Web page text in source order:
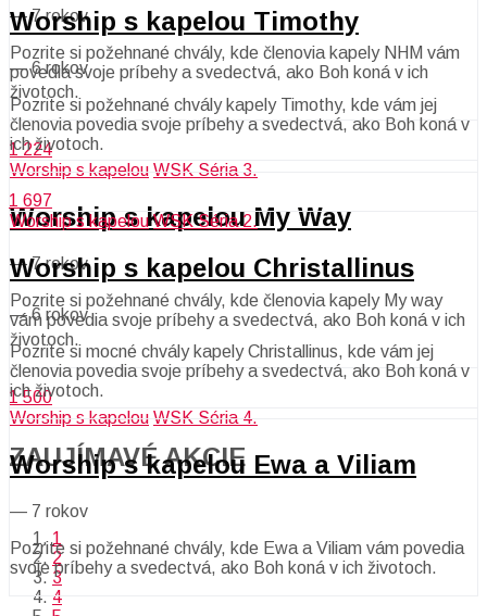
Worship s kapelou Timothy
— 6 rokov
Pozrite si požehnané chvály kapely Timothy, kde vám jej
členovia povedia svoje príbehy a svedectvá, ako Boh koná v
ich životoch.
1 697
Worship s kapelou WSK Séria 2.
Worship s kapelou Christallinus
— 6 rokov
Pozrite si mocné chvály kapely Christallinus, kde vám jej
členovia povedia svoje príbehy a svedectvá, ako Boh koná v
ich životoch.
— 7 rokov
Pozrite si požehnané chvály, kde členovia kapely NHM vám
povedia svoje príbehy a svedectvá, ako Boh koná v ich
životoch.
1 224
Worship s kapelou WSK Séria 3.
Worship s kapelou My Way
— 7 rokov
Pozrite si požehnané chvály, kde členovia kapely My way
vám povedia svoje príbehy a svedectvá, ako Boh koná v ich
životoch.
1 500
Worship s kapelou WSK Séria 4.
Worship s kapelou Ewa a Viliam
— 7 rokov
Pozrite si požehnané chvály, kde Ewa a Viliam vám povedia
svoje príbehy a svedectvá, ako Boh koná v ich životoch.
ZAUJÍMAVÉ AKCIE​
1
2
3
4